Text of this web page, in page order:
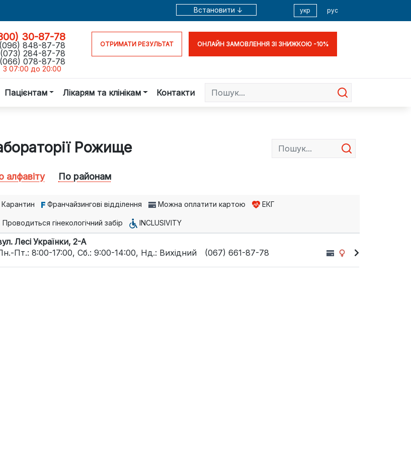
Встановити ↓ укр рус
30-87-78
(096) 848-87-78
(073) 284-87-78
(066) 078-87-78
З 07:00 до 20:00
ОТРИМАТИ РЕЗУЛЬТАТ ОНЛАЙН ЗАМОВЛЕННЯ ЗІ ЗНИЖКОЮ -10%
Пацієнтам Лікарям та клінікам Контакти
Рожище
алфавiту По районам
Карантин Франчайзингові відділення Можна оплатити картою ЕКГ
Проводиться гінекологічний забір INCLUSIVITY
Лесі Українки, 2-А
Пт.: 8:00-17:00, Сб.: 9:00-14:00, Нд.: Вихідний (067) 661-87-78